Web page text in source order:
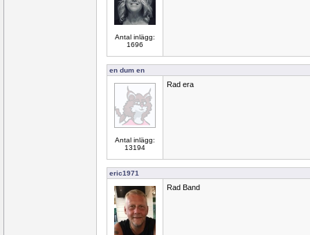
Antal inlägg:
1696
en dum en
Antal inlägg:
13194
Rad era
eric1971
Rad Band